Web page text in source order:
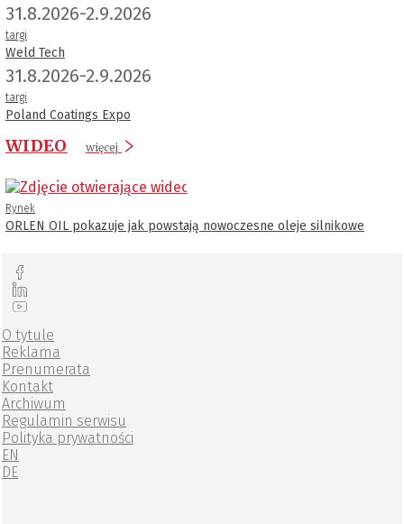
31.8.2026-2.9.2026
targi
Weld Tech
31.8.2026-2.9.2026
targi
Poland Coatings Expo
WIDEO więcej
Rynek
ORLEN OIL pokazuje jak powstają nowoczesne oleje silnikowe
O tytule
Reklama
Prenumerata
Kontakt
Archiwum
Regulamin serwisu
Polityka prywatności
EN
DE